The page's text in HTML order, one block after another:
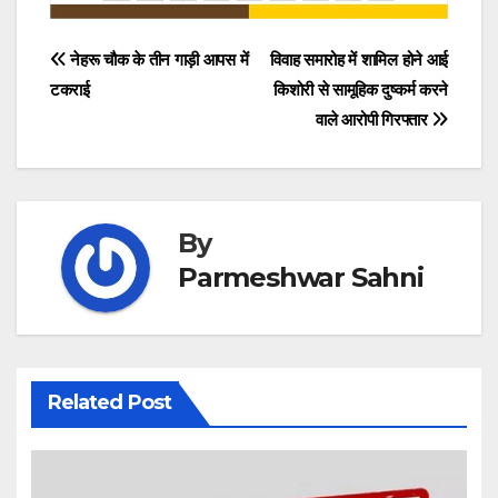
Post
navigation
विवाह समारोह में शामिल होने आई
किशोरी से सामूहिक दुष्कर्म करने
वाले आरोपी गिरफ्तार
नेहरू चौक के तीन गाड़ी आपस में
टकराई
By
Parmeshwar Sahni
Related Post